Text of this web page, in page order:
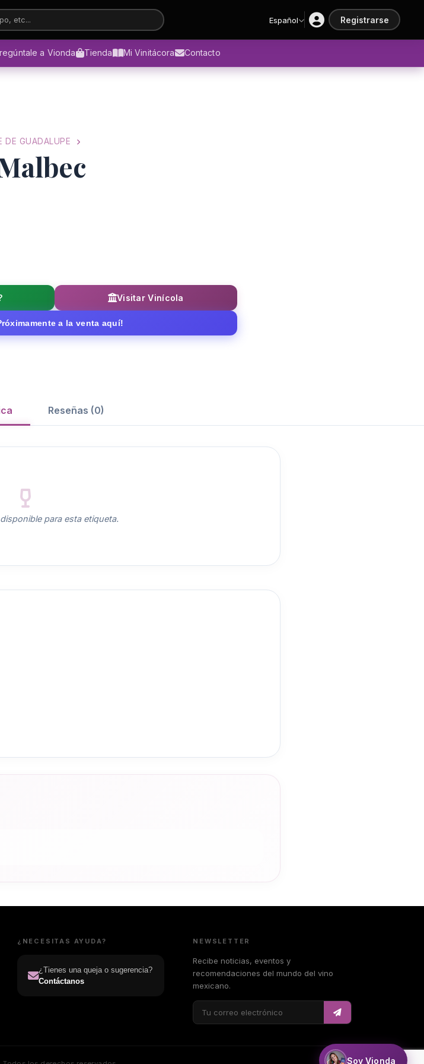
etc... Español Registrarse
a Vionda Tienda Mi Vinitácora Contacto
DE GUADALUPE
Visitar Vinícola
a la venta aquí!
Reseñas (0)
para esta etiqueta.
¿NECESITAS AYUDA?
¿Tienes una queja o sugerencia?
Contáctanos
NEWSLETTER
Recibe noticias, eventos y
recomendaciones del mundo del vino
mexicano.
Soy Vionda